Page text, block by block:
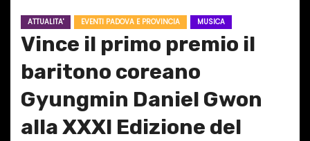
ATTUALITA' EVENTI PADOVA E PROVINCIA MUSICA
Vince il primo premio il
baritono coreano
Gyungmin Daniel Gwon
alla XXXI Edizione del